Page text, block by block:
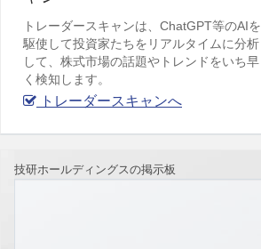
トレーダースキャンは、ChatGPT等のAIを
駆使して投資家たちをリアルタイムに分析
して、株式市場の話題やトレンドをいち早
く検知します。
トレーダースキャンへ
技研ホールディングスの掲示板